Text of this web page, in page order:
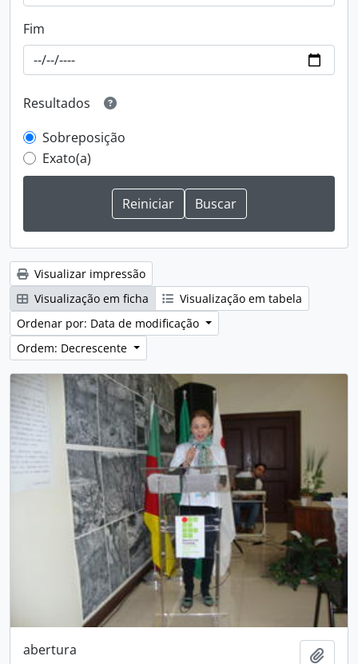
Fim
Resultados
Sobreposição
Exato(a)
Visualizar impressão
Visualização em ficha
Visualização em tabela
Ordenar por: Data de modificação
Ordem: Decrescente
abertura